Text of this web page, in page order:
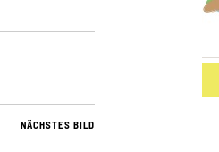
NÄCHSTES BILD